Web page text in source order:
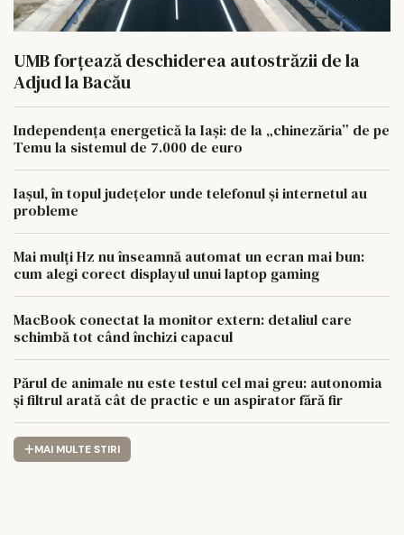
UMB forțează deschiderea autostrăzii de la
Adjud la Bacău
Independența energetică la Iași: de la „chinezăria” de pe
Temu la sistemul de 7.000 de euro
Iașul, în topul județelor unde telefonul și internetul au
probleme
Mai mulți Hz nu înseamnă automat un ecran mai bun:
cum alegi corect displayul unui laptop gaming
MacBook conectat la monitor extern: detaliul care
schimbă tot când închizi capacul
Părul de animale nu este testul cel mai greu: autonomia
și filtrul arată cât de practic e un aspirator fără fir
MAI MULTE STIRI